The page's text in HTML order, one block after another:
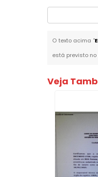
O texto acima "
está previsto no
Veja